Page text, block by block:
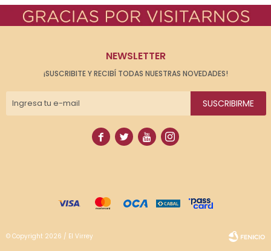
NEWSLETTER
¡SUSCRIBITE Y RECIBÍ TODAS NUESTRAS NOVEDADES!
SUSCRIBIRME
   
© Copyright 2026 / El Virrey